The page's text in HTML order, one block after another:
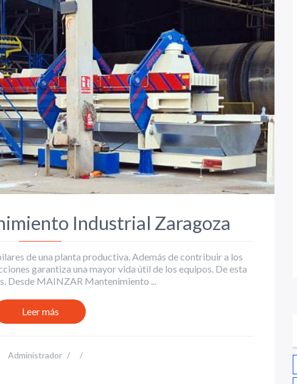
Industrial Zaragoza
de una planta productiva. Además de contribuir a los
garantiza una mayor vida útil de los equipos. De esta
Desde MAINZAR Mantenimiento ...
Leer más
Administrador / /